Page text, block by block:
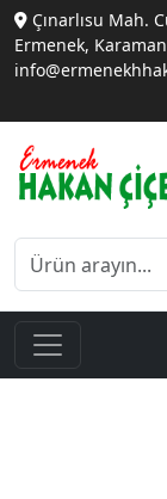
Çınarlısu Mah.
Ermenek,